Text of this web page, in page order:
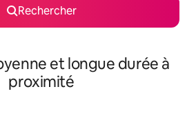
Rechercher
et longue durée à
proximité